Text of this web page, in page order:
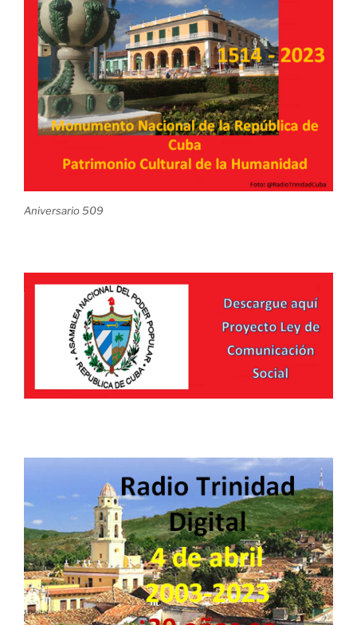
Aniversario 509